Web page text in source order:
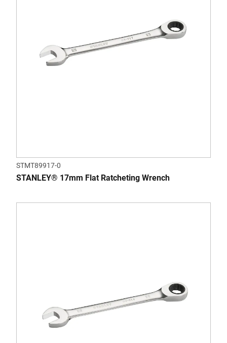
STMT89917-0
STANLEY® 17mm Flat Ratcheting Wrench